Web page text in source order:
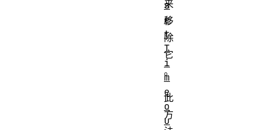
来
移
除
它
。
此
方
s
e
t
T
i
m
e
o
u